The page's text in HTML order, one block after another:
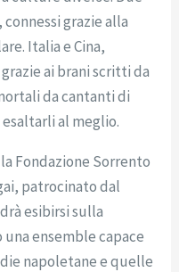
grazie alla
Italia e Cina,
ai brani scritti da
da cantanti di
al meglio.
Fondazione Sorrento
patrocinato dal
esibirsi sulla
ensemble capace
napoletane e quelle